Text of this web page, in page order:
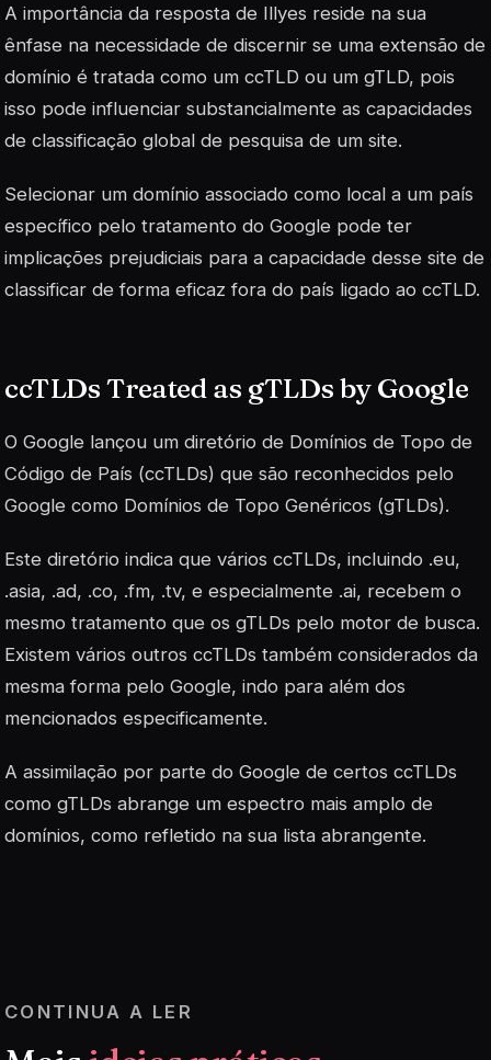
A importância da resposta de Illyes reside na sua
ênfase na necessidade de discernir se uma extensão de
domínio é tratada como um ccTLD ou um gTLD, pois
isso pode influenciar substancialmente as capacidades
de classificação global de pesquisa de um site.
Selecionar um domínio associado como local a um país
específico pelo tratamento do Google pode ter
implicações prejudiciais para a capacidade desse site de
classificar de forma eficaz fora do país ligado ao ccTLD.
ccTLDs Treated as gTLDs by Google
O Google lançou um diretório de Domínios de Topo de
Código de País (ccTLDs) que são reconhecidos pelo
Google como Domínios de Topo Genéricos (gTLDs).
Este diretório indica que vários ccTLDs, incluindo .eu,
.asia, .ad, .co, .fm, .tv, e especialmente .ai, recebem o
mesmo tratamento que os gTLDs pelo motor de busca.
Existem vários outros ccTLDs também considerados da
mesma forma pelo Google, indo para além dos
mencionados especificamente.
A assimilação por parte do Google de certos ccTLDs
como gTLDs abrange um espectro mais amplo de
domínios, como refletido na sua lista abrangente.
CONTINUA A LER